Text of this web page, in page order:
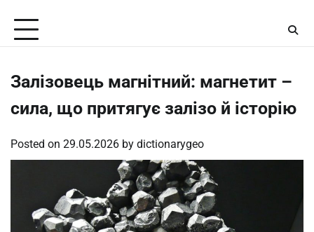
content
Залізовець магнітний: магнетит –
сила, що притягує залізо й історію
Posted on 29.05.2026 by dictionarygeo